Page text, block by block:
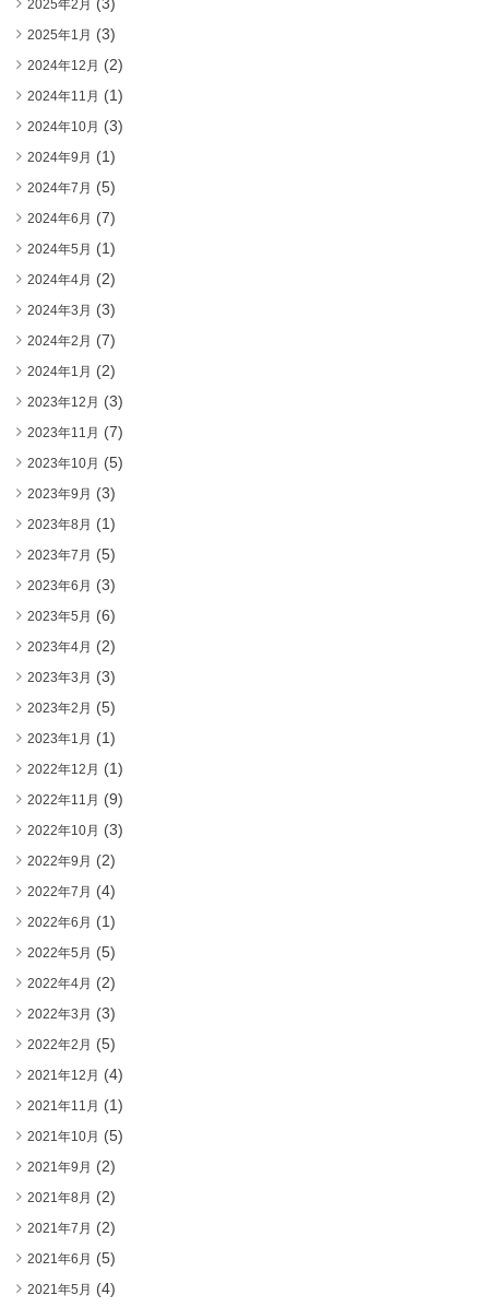
2025年2月
2025年1月 (3)
2024年12月 (2)
2024年11月 (1)
2024年10月 (3)
2024年9月 (1)
2024年7月 (5)
2024年6月 (7)
2024年5月 (1)
2024年4月 (2)
2024年3月 (3)
2024年2月 (7)
2024年1月 (2)
2023年12月 (3)
2023年11月 (7)
2023年10月 (5)
2023年9月 (3)
2023年8月 (1)
2023年7月 (5)
2023年6月 (3)
2023年5月 (6)
2023年4月 (2)
2023年3月 (3)
2023年2月 (5)
2023年1月 (1)
2022年12月 (1)
2022年11月 (9)
2022年10月 (3)
2022年9月 (2)
2022年7月 (4)
2022年6月 (1)
2022年5月 (5)
2022年4月 (2)
2022年3月 (3)
2022年2月 (5)
2021年12月 (4)
2021年11月 (1)
2021年10月 (5)
2021年9月 (2)
2021年8月 (2)
2021年7月 (2)
2021年6月 (5)
2021年5月 (4)